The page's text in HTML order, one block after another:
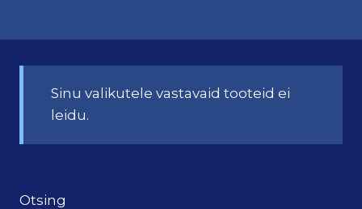
Sinu valikutele vastavaid tooteid ei
leidu.
Otsing